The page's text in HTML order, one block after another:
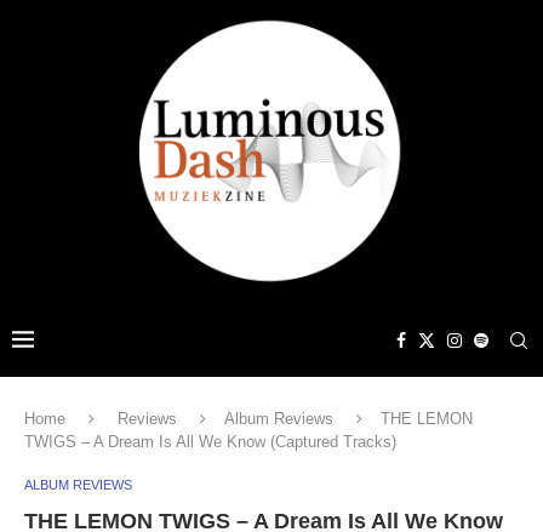
Home Reviews Album Reviews
THE LEMON
TWIGS – A Dream Is All We Know (Captured Tracks)
ALBUM REVIEWS
THE LEMON TWIGS – A Dream Is All We Know